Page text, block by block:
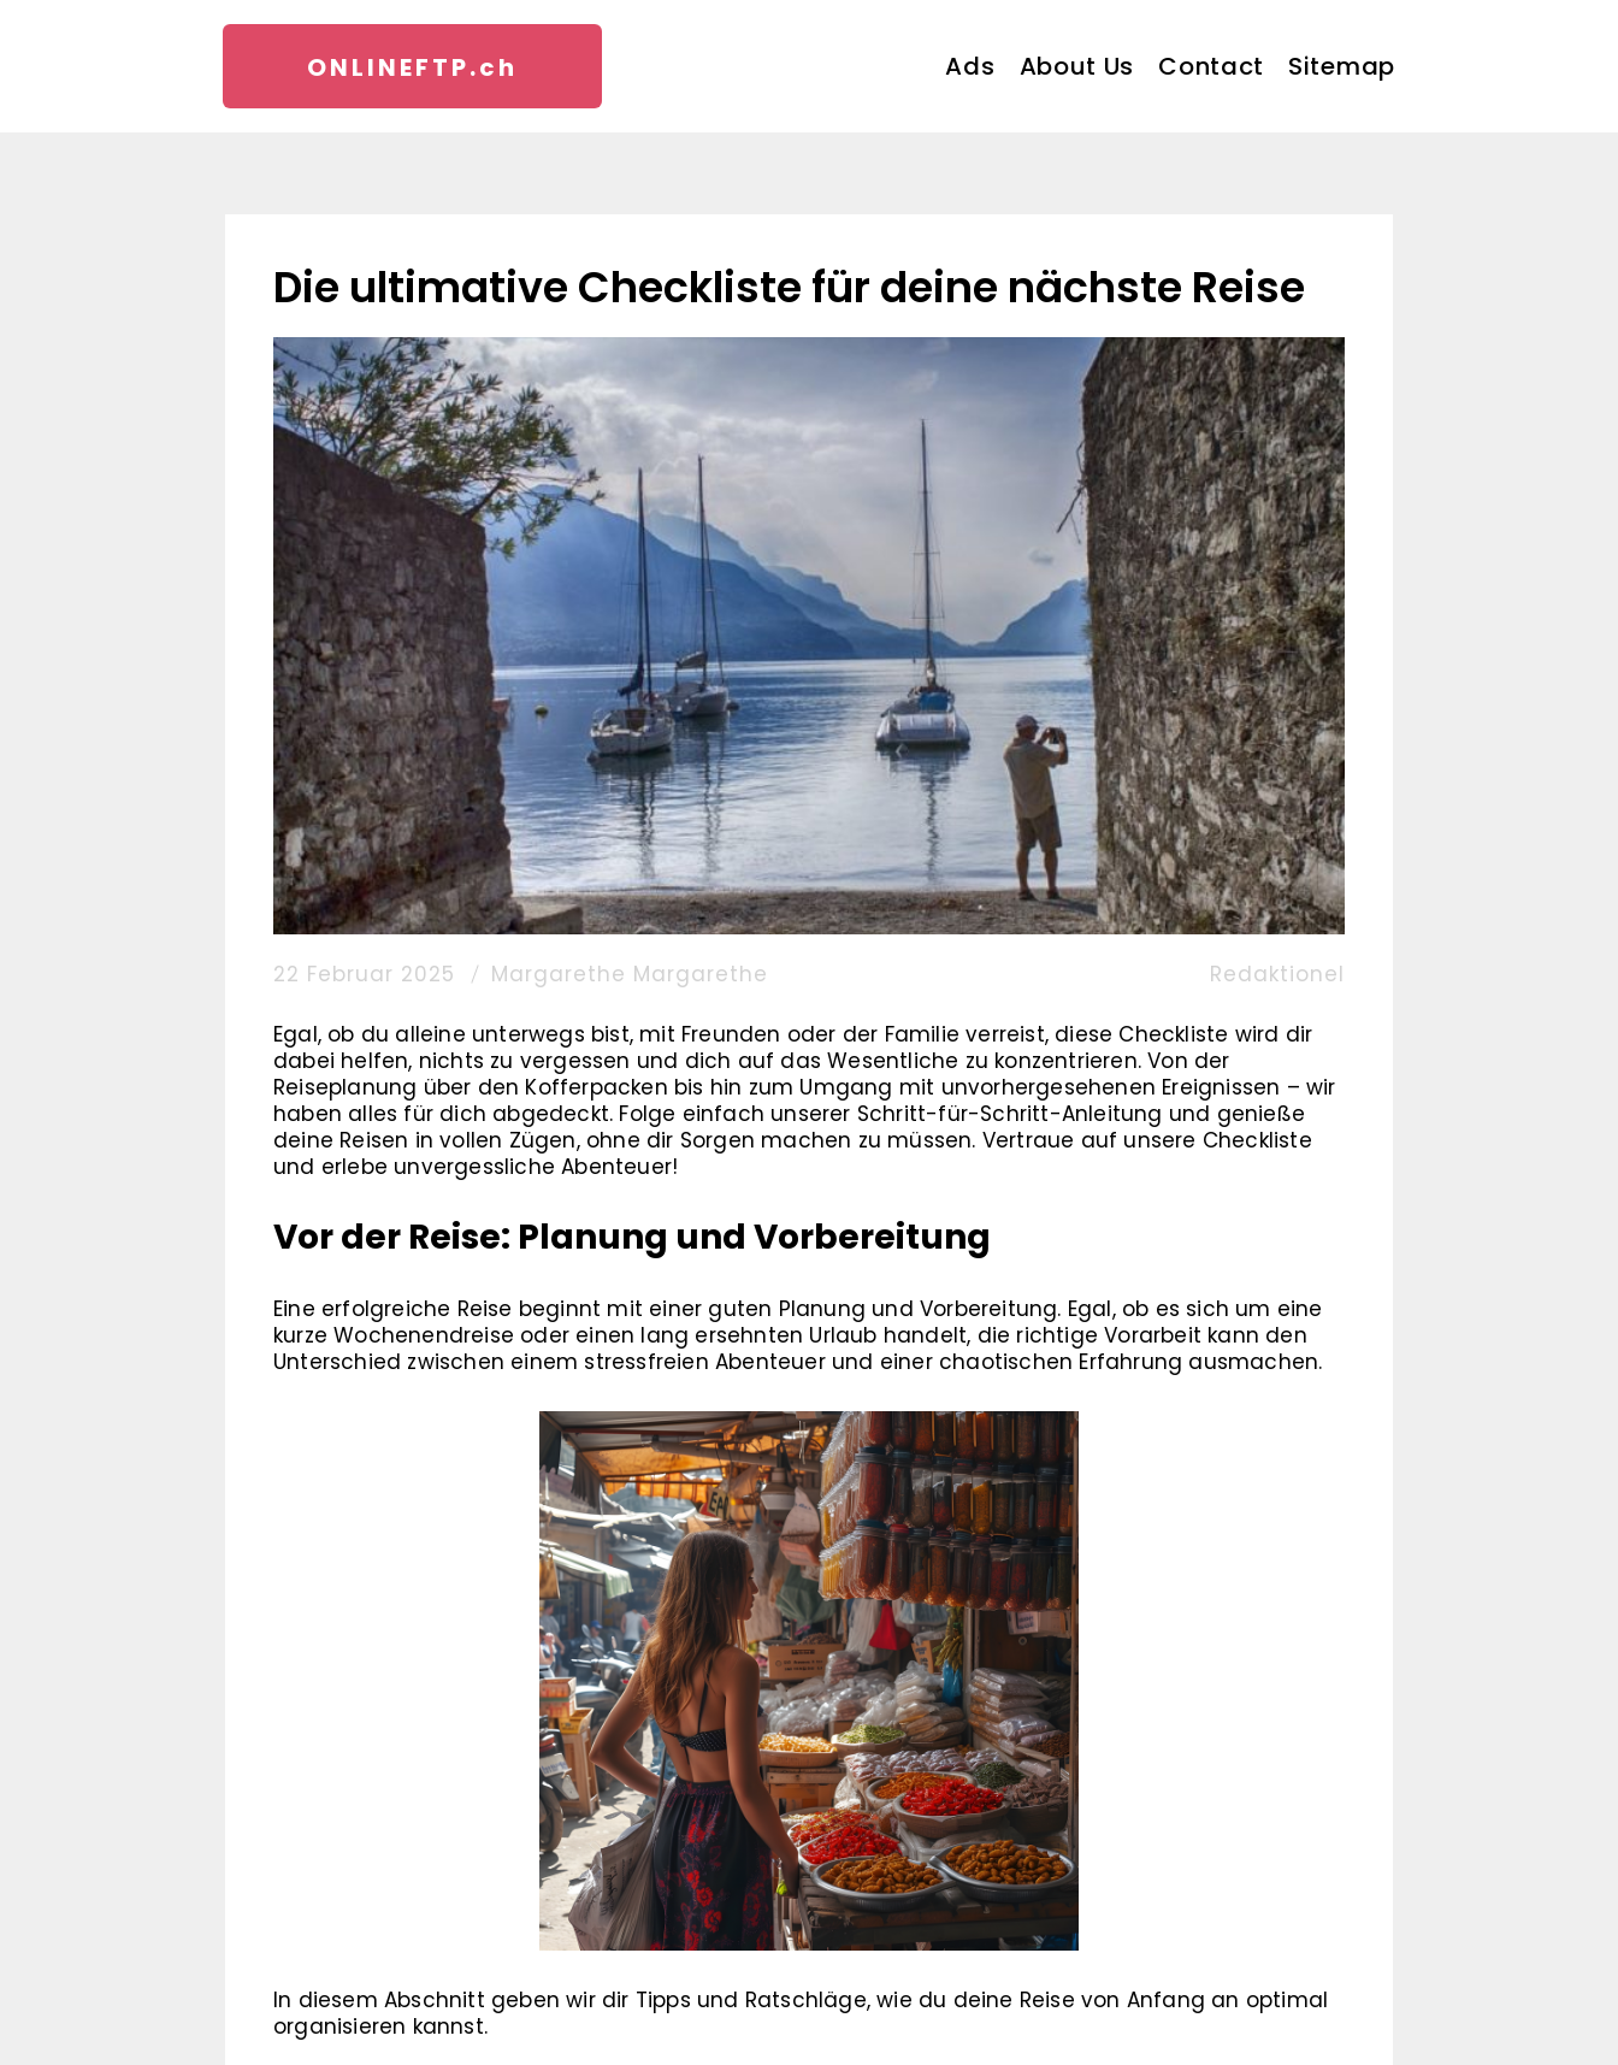
ONLINEFTP.ch Ads About Us Contact Sitemap
Die ultimative Checkliste für deine nächste Reise
22 Februar 2025 Margarethe Margarethe Redaktionel
Egal, ob du alleine unterwegs bist, mit Freunden oder der Familie verreist, diese Checkliste wird dir
dabei helfen, nichts zu vergessen und dich auf das Wesentliche zu konzentrieren. Von der
Reiseplanung über den Kofferpacken bis hin zum Umgang mit unvorhergesehenen Ereignissen – wir
haben alles für dich abgedeckt. Folge einfach unserer Schritt-für-Schritt-Anleitung und genieße
deine Reisen in vollen Zügen, ohne dir Sorgen machen zu müssen. Vertraue auf unsere Checkliste
und erlebe unvergessliche Abenteuer!
Vor der Reise: Planung und Vorbereitung
Eine erfolgreiche Reise beginnt mit einer guten Planung und Vorbereitung. Egal, ob es sich um eine
kurze Wochenendreise oder einen lang ersehnten Urlaub handelt, die richtige Vorarbeit kann den
Unterschied zwischen einem stressfreien Abenteuer und einer chaotischen Erfahrung ausmachen.
In diesem Abschnitt geben wir dir Tipps und Ratschläge, wie du deine Reise von Anfang an optimal
organisieren kannst.